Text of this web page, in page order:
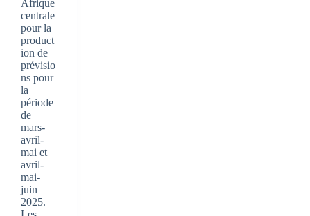
Afrique
centrale
pour la
product
ion de
prévisio
ns pour
la
période
de
mars-
avril-
mai et
avril-
mai-
juin
2025.